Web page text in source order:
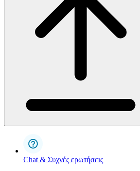
Chat & Συχνές ερωτήσεις